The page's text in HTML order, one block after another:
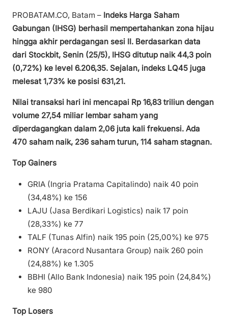
PROBATAM.CO, Batam – Indeks Harga Saham
Gabungan (IHSG) berhasil mempertahankan zona hijau
hingga akhir perdagangan sesi II. Berdasarkan data
dari Stockbit, Senin (25/5), IHSG ditutup naik 44,3 poin
(0,72%) ke level 6.206,35. Sejalan, indeks LQ45 juga
melesat 1,73% ke posisi 631,21.
Nilai transaksi hari ini mencapai Rp 16,83 triliun dengan
volume 27,54 miliar lembar saham yang
diperdagangkan dalam 2,06 juta kali frekuensi. Ada
470 saham naik, 236 saham turun, 114 saham stagnan.
Top Gainers
GRIA (Ingria Pratama Capitalindo) naik 40 poin
(34,48%) ke 156
LAJU (Jasa Berdikari Logistics) naik 17 poin
(28,33%) ke 77
TALF (Tunas Alfin) naik 195 poin (25,00%) ke 975
RONY (Aracord Nusantara Group) naik 260 poin
(24,88%) ke 1.305
BBHI (Allo Bank Indonesia) naik 195 poin (24,84%)
ke 980
Top Losers